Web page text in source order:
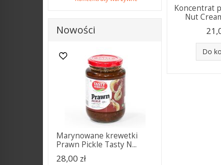
Koncentrat
Nut
Do
Nowości
Marynowane krewetki
Prawn Pickle Tasty N...
28,00 zł